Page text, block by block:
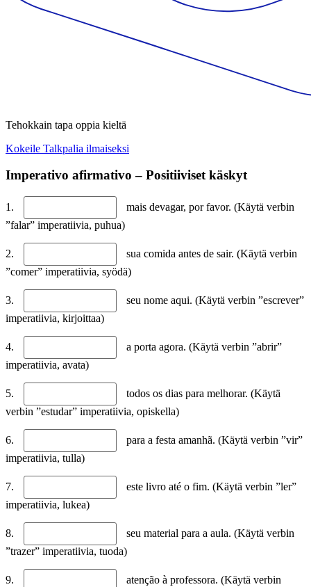
Tehokkain tapa oppia kieltä
Kokeile Talkpalia ilmaiseksi
Imperativo afirmativo – Positiiviset käskyt
1.
mais devagar, por favor. (Käytä verbin
”falar” imperatiivia, puhua)
2.
sua comida antes de sair. (Käytä verbin
”comer” imperatiivia, syödä)
3.
seu nome aqui. (Käytä verbin ”escrever”
imperatiivia, kirjoittaa)
4.
a porta agora. (Käytä verbin ”abrir”
imperatiivia, avata)
5.
todos os dias para melhorar. (Käytä
verbin ”estudar” imperatiivia, opiskella)
6.
para a festa amanhã. (Käytä verbin ”vir”
imperatiivia, tulla)
7.
este livro até o fim. (Käytä verbin ”ler”
imperatiivia, lukea)
8.
seu material para a aula. (Käytä verbin
”trazer” imperatiivia, tuoda)
9.
atenção à professora. (Käytä verbin